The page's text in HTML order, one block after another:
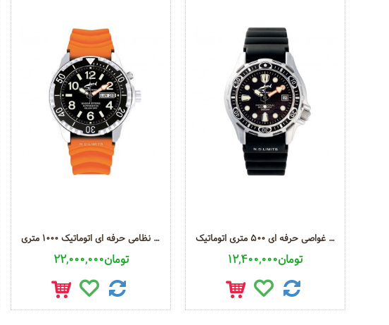
ساعت غواصی نظامی حرفه ای اتوماتیک 1000 متری
22,000,000تومان
ساعت غواصی حرفه ای 500 متری اتوماتیک
12,400,000تومان